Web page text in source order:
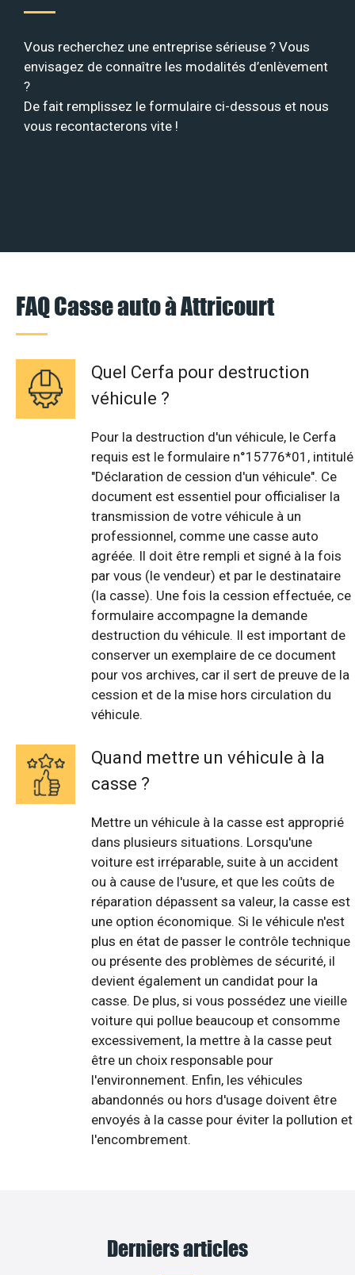
Vous recherchez une entreprise sérieuse ? Vous
envisagez de connaître les modalités d’enlèvement
?
De fait remplissez le formulaire ci-dessous et nous
vous recontacterons vite !
FAQ Casse auto à Attricourt
Quel Cerfa pour destruction
véhicule ?
Pour la destruction d'un véhicule, le Cerfa
requis est le formulaire n°15776*01, intitulé
"Déclaration de cession d'un véhicule". Ce
document est essentiel pour officialiser la
transmission de votre véhicule à un
professionnel, comme une casse auto
agréée. Il doit être rempli et signé à la fois
par vous (le vendeur) et par le destinataire
(la casse). Une fois la cession effectuée, ce
formulaire accompagne la demande
destruction du véhicule. Il est important de
conserver un exemplaire de ce document
pour vos archives, car il sert de preuve de la
cession et de la mise hors circulation du
véhicule.
Quand mettre un véhicule à la
casse ?
Mettre un véhicule à la casse est approprié
dans plusieurs situations. Lorsqu'une
voiture est irréparable, suite à un accident
ou à cause de l'usure, et que les coûts de
réparation dépassent sa valeur, la casse est
une option économique. Si le véhicule n'est
plus en état de passer le contrôle technique
ou présente des problèmes de sécurité, il
devient également un candidat pour la
casse. De plus, si vous possédez une vieille
voiture qui pollue beaucoup et consomme
excessivement, la mettre à la casse peut
être un choix responsable pour
l'environnement. Enfin, les véhicules
abandonnés ou hors d'usage doivent être
envoyés à la casse pour éviter la pollution et
l'encombrement.
Derniers articles